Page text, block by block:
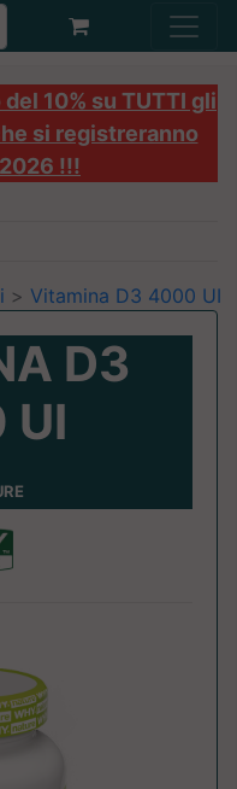
10% su TUTTI gli
si registreranno
!!!
> Vitamina D3 4000 UI
D3